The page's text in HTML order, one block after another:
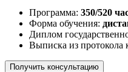
Программа: 350/520
Форма обучения:
Диплом
Выписка из протокола
Получить консультацию